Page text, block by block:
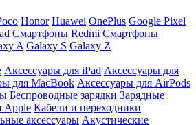
Honor Huawei OnePlus Google Pixel
Смартфоны Redmi Смартфоны
A Galaxy S Galaxy Z
Аксессуары для iPad Аксессуары для
для MacBook Аксессуары для AirPods
Беспроводные зарядки Зарядные
Apple Кабели и переходники
аксессуары Акустические